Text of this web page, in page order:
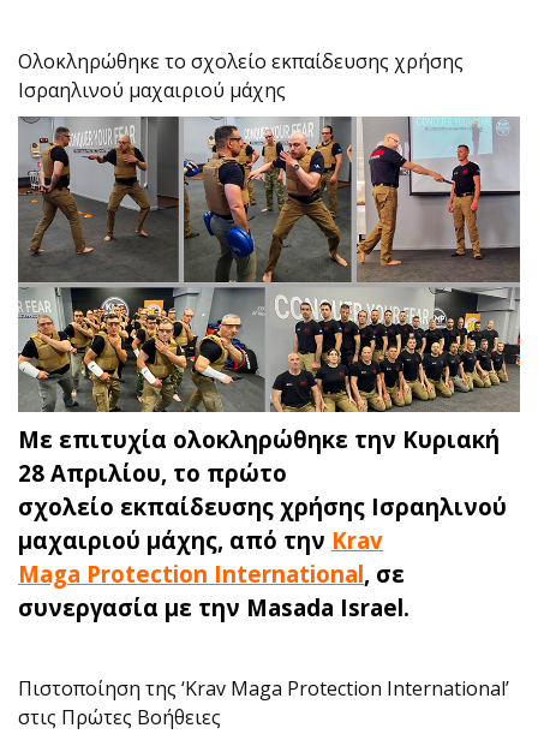
Ολοκληρώθηκε το σχολείο εκπαίδευσης χρήσης
Ισραηλινού μαχαιριού μάχης
Με επιτυχία ολοκληρώθηκε την Κυριακή
28 Απριλίου, το πρώτο
σχολείο εκπαίδευσης χρήσης Ισραηλινού
μαχαιριού μάχης, από την Krav
Maga Protection International, σε
συνεργασία με την Masada Israel.
Πιστοποίηση της ‘Krav Maga Protection International’
στις Πρώτες Βοήθειες